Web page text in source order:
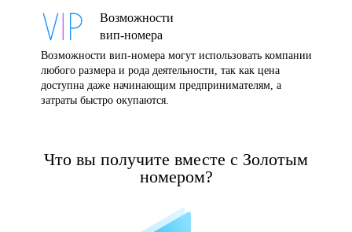
Возможности
вип-номера
Возможности вип-номера могут использовать компании
любого размера и рода деятельности, так как цена
доступна даже начинающим предпринимателям, а
затраты быстро окупаются.
Что вы получите вместе с Золотым
номером?